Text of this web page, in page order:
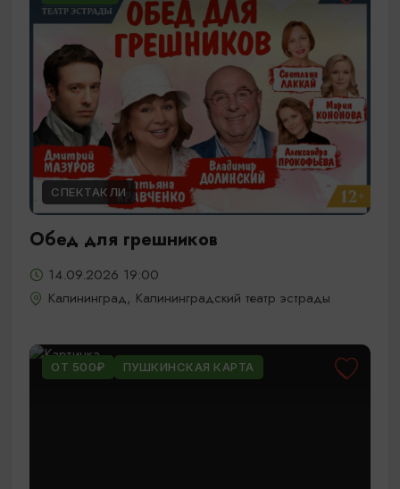
СПЕКТАКЛИ
Обед для грешников
14.09.2026 19:00
Калининград, Калининградский театр эстрады
ОТ 500₽ ПУШКИНСКАЯ КАРТА